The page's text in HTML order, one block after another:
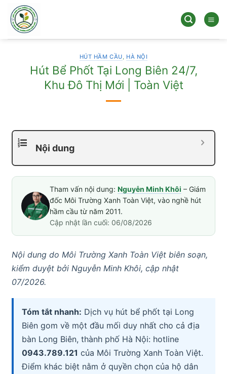
qua
dung
HÚT HẦM CẦU, HÀ NỘI
Hút Bể Phốt Tại Long Biên 24/7,
Khu Đô Thị Mới | Toàn Việt
Nội dung
Tham vấn nội dung: Nguyễn Minh Khôi – Giám
đốc Môi Trường Xanh Toàn Việt, vào nghề hút
hầm cầu từ năm 2011.
Cập nhật lần cuối: 06/08/2026
Nội dung do Môi Trường Xanh Toàn Việt biên soạn,
kiểm duyệt bởi Nguyễn Minh Khôi, cập nhật
07/2026.
Tóm tắt nhanh: Dịch vụ hút bể phốt tại Long
Biên gom về một đầu mối duy nhất cho cả địa
bàn Long Biên, thành phố Hà Nội: hotline
0943.789.121 của Môi Trường Xanh Toàn Việt.
Điểm khác biệt nằm ở quyền chọn của hộ dân